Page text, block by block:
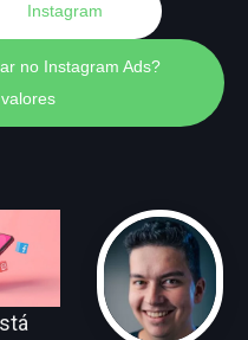
Instagram
no Instagram Ads?